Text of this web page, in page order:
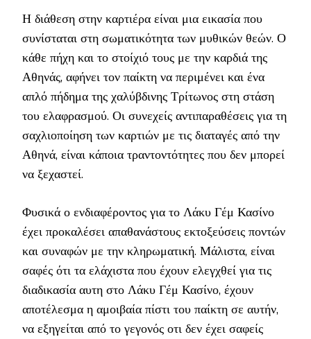
Η διάθεση στην καρτιέρα είναι μια εικασία που
συνίσταται στη σωματικότητα των μυθικών θεών. Ο
κάθε πήχη και το στοίχιό τους με την καρδιά της
Αθηνάς, αφήνει τον παίκτη να περιμένει και ένα
απλό πήδημα της χαλύβδινης Τρίτωνος στη στάση
του ελαφρασμού. Οι συνεχείς αντιπαραθέσεις για τη
σαχλιοποίηση των καρτιών με τις διαταγές από την
Αθηνά, είναι κάποια τραντοντότητες που δεν μπορεί
να ξεχαστεί.
Φυσικά ο ενδιαφέροντος για το Λάκυ Γέμ Κασίνο
έχει προκαλέσει απαθανάστους εκτοξεύσεις ποντών
και συναφών με την κληρωματική. Μάλιστα, είναι
σαφές ότι τα ελάχιστα που έχουν ελεγχθεί για τις
διαδικασία αυτη στο Λάκυ Γέμ Κασίνο, έχουν
αποτέλεσμα η αμοιβαία πίστι του παίκτη σε αυτήν,
να εξηγείται από το γεγονός οτι δεν έχει σαφείς